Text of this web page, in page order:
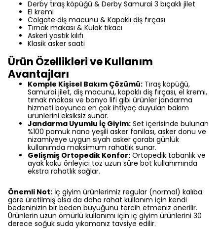
Derby tıraş köpüğü & Derby Samurai 3 bıçaklı jilet
El kremi
Colgate diş macunu & Kapaklı diş fırçası
Tırnak makası & Kulak tıkacı
Askeri yastık kılıfı
Klasik asker saati
Ürün Özellikleri ve Kullanım
Avantajları
Komple Kişisel Bakım Çözümü: Tıraş köpüğü,
Samurai jilet, diş macunu, kapaklı diş fırçası, el kremi,
tırnak makası ve banyo lifi gibi ürünler jandarma
hizmeti boyunca en çok ihtiyaç duyulan bakım
ürünlerini eksiksiz sunar.
Jandarma Uyumlu İç Giyim: Set içerisinde bulunan
%100 pamuk nano yeşili asker fanilası, asker donu ve
nizamiyeye uygun siyah asker çorabı günlük
kullanımda maksimum rahatlık sunar.
Gelişmiş Ortopedik Konfor: Ortopedik tabanlık ve
ayak koku önleyici toz uzun süre bot kullanımında
ekstra rahatlık sağlar.
Önemli Not: İç giyim ürünlerimiz regular (normal) kalıba
göre üretilmiş olsa da daha rahat kullanım için kendi
bedeninizin bir beden büyüğünü tercih etmeniz önerilir.
Ürünlerin uzun ömürlü kullanımı için iç giyim ürünlerini 30
derece soğuk suda yıkamanız tavsiye edilir.